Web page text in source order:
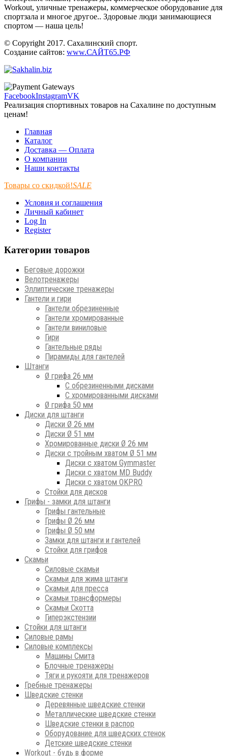
Workout, уличные тренажеры, коммерческое оборудование для
спортзала и многое другое.. Здоровые люди занимающиеся
спортом — наша цель!
© Copyright 2017. Сахалинский спорт.
Создание сайтов: www.САЙТ65.РФ
FacebookInstagramVK
Реализация спортивных товаров на Сахалине по доступным
ценам!
Главная
Каталог
Доставка — Оплата
О компании
Наши контакты
Товары со скидкой!SALE
Условия и соглашения
Личный кабинет
Log In
Register
Категории товаров
Беговые дорожки
Велотренажеры
Эллиптические тренажеры
Гантели и гири
Гантели обрезиненные
Гантели хромированные
Гантели виниловые
Гири
Гантельные ряды
Пирамиды для гантелей
Штанги
Ø грифа 26 мм
С обрезиненными дисками
С хромированными дисками
Ø грифа 50 мм
Диски для штанги
Диски Ø 26 мм
Диски Ø 51 мм
Хромированные диски Ø 26 мм
Диски с тройным хватом Ø 51 мм
Диски с хватом Gymmaster
Диски с хватом MD Buddy
Диски с хватом OKPRO
Стойки для дисков
Грифы - замки для штанги
Грифы гантельные
Грифы Ø 26 мм
Грифы Ø 50 мм
Замки для штанги и гантелей
Стойки для грифов
Скамьи
Силовые скамьи
Скамьи для жима штанги
Скамьи для пресса
Скамьи трансформеры
Скамьи Скотта
Гиперэкстензии
Стойки для штанги
Силовые рамы
Силовые комплексы
Машины Смита
Блочные тренажеры
Тяги и рукояти для тренажеров
Гребные тренажеры
Шведские стенки
Деревянные шведские стенки
Металлические шведские стенки
Шведские стенки в распор
Оборудование для шведских стенок
Детские шведские стенки
Workout - будь в форме